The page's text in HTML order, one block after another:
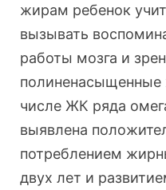
жирам ребенок
вызывать
работы мозга и
числе ЖК ряда
выявлена
потреблением
двух лет и